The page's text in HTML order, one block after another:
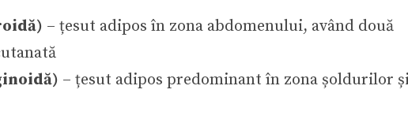
– țesut adipos în zona abdomenului, având două
– țesut adipos predominant în zona șoldurilor